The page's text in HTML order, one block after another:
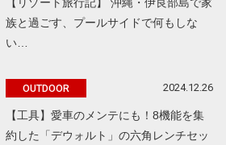
族と過ごす、プールサイドで何もしな
い…
OUTDOOR 2024.12.26
【工具】愛車のメンテにも！8機能を集
約した「デウォルト」の六角レンチセッ